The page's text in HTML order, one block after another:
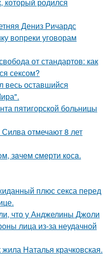
который родился
Дениз Ричардс
вопреки уговорам
от стандартов: как
сексом?
весь оставшийся
пятигорской больницы
отмечают 8 лет
зaчeм cмeрти кoсa.
плюс секса перед
что у Анджелины Джоли
лица из-за неудачной
Наталья крачковская.